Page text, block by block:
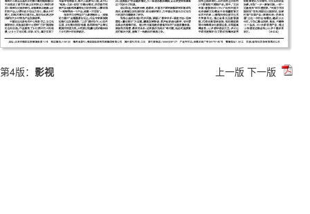
第4版： 影视 上一版 下一版